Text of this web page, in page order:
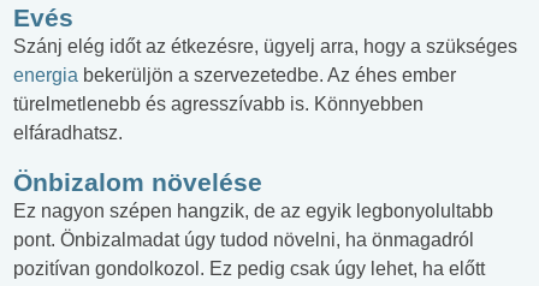
Evés
Szánj elég időt az étkezésre, ügyelj arra, hogy a szükséges
energia bekerüljön a szervezetedbe. Az éhes ember
türelmetlenebb és agresszívabb is. Könnyebben
elfáradhatsz.
Önbizalom növelése
Ez nagyon szépen hangzik, de az egyik legbonyolultabb
pont. Önbizalmadat úgy tudod növelni, ha önmagadról
pozitívan gondolkozol. Ez pedig csak úgy lehet, ha előtt